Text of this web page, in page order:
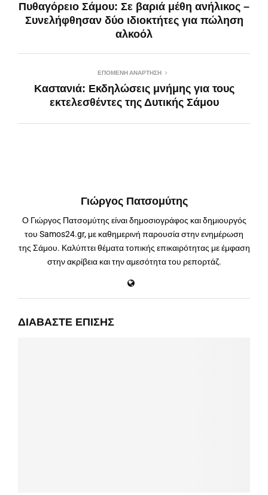
Πυθαγόρειο Σάμου: Σε βαριά μέθη ανήλικος –
Συνελήφθησαν δύο ιδιοκτήτες για πώληση
αλκοόλ
ΕΠΌΜΕΝΗ ΑΝΆΡΤΗΣΗ
Καστανιά: Εκδηλώσεις μνήμης για τους
εκτελεσθέντες της Δυτικής Σάμου
Γιώργος Πατσομύτης
Ο Γιώργος Πατσομύτης είναι δημοσιογράφος και δημιουργός
του Samos24.gr, με καθημερινή παρουσία στην ενημέρωση
της Σάμου. Καλύπτει θέματα τοπικής επικαιρότητας με έμφαση
στην ακρίβεια και την αμεσότητα του ρεπορτάζ.
ΔΙΑΒΆΣΤΕ ΕΠΊΣΗΣ